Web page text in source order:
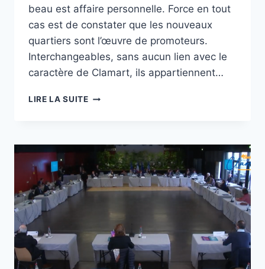
beau est affaire personnelle. Force en tout
cas est de constater que les nouveaux
quartiers sont l’œuvre de promoteurs.
Interchangeables, sans aucun lien avec le
caractère de Clamart, ils appartiennent…
LIRE LA SUITE« 10